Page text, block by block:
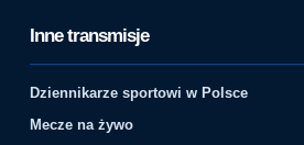
Inne transmisje
Dziennikarze sportowi w Polsce
Mecze na żywo